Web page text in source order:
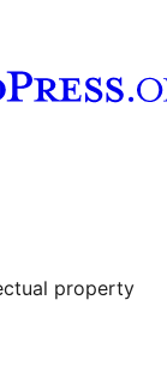
property